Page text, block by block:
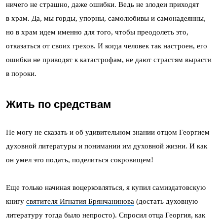
ничего не страшно, даже ошибки. Ведь не злодеи приходят
в храм. Да, мы горды, упорны, самолюбивы и самонадеянны,
но в храм идем именно для того, чтобы преодолеть это,
отказаться от своих грехов. И когда человек так настроен, его
ошибки не приводят к катастрофам, не дают страстям вырасти
в пороки.
Жить по средствам
Не могу не сказать и об удивительном знании отцом Георгием
духовной литературы и понимании им духовной жизни. И как
он умел это подать, поделиться сокровищем!
Еще только начиная воцерковляться, я купил самиздатовскую
книгу святителя Игнатия Брянчанинова (достать духовную
литературу тогда было непросто). Спросил отца Георгия, как